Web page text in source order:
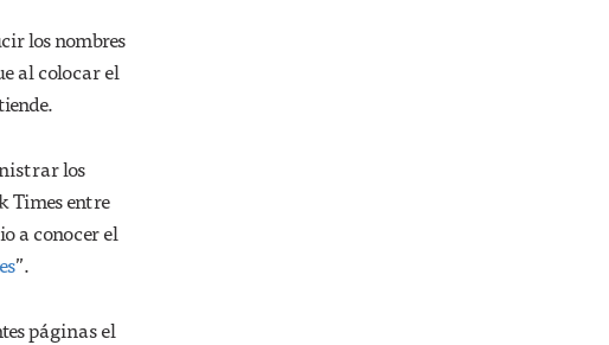
los nombres
al colocar el
los
Times entre
a conocer el
”.
páginas el